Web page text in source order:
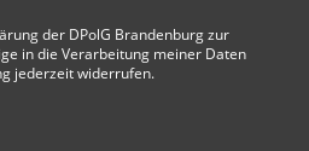
der DPolG Brandenburgzur
in die Verarbeitung meiner Daten
jederzeit widerrufen.